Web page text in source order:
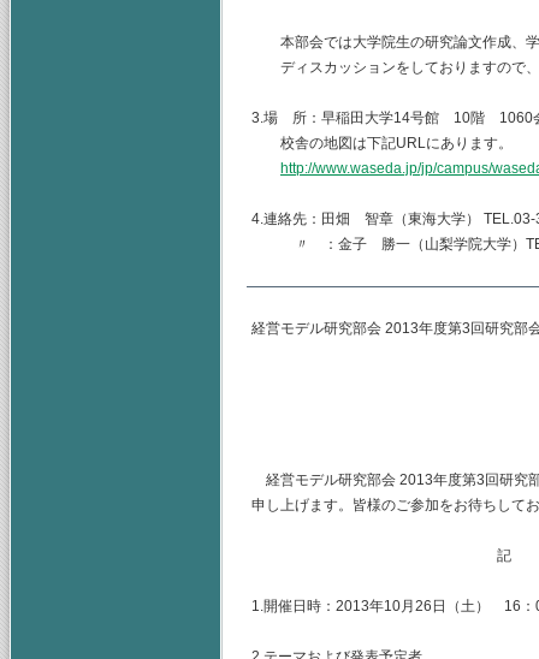
本部会では大学院生の研究論文作成、学
ディスカッションをしておりますので、
3.場 所：早稲田大学14号館 10階 1060
校舎の地図は下記URLにあります。
http://www.waseda.jp/jp/campus/
4.連絡先：田畑 智章（東海大学）
〃 ：金子 勝一（山梨学院大学）
経営モデル研究部会 2013年度第3回研究部
経営モデル研究部会 2013年度第3回研究
申し上げます。皆様のご参加をお待ちして
記
1.開催日時：2013年10月26日（土） 16：